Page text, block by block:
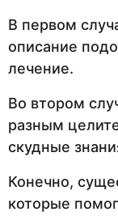
В первом
описание
лечение.
Во втором
разным
скудные
Конечно,
которые